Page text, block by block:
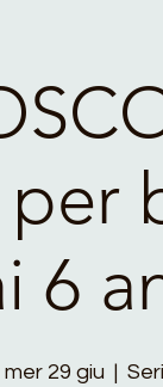
6
mer 29 giu
  |